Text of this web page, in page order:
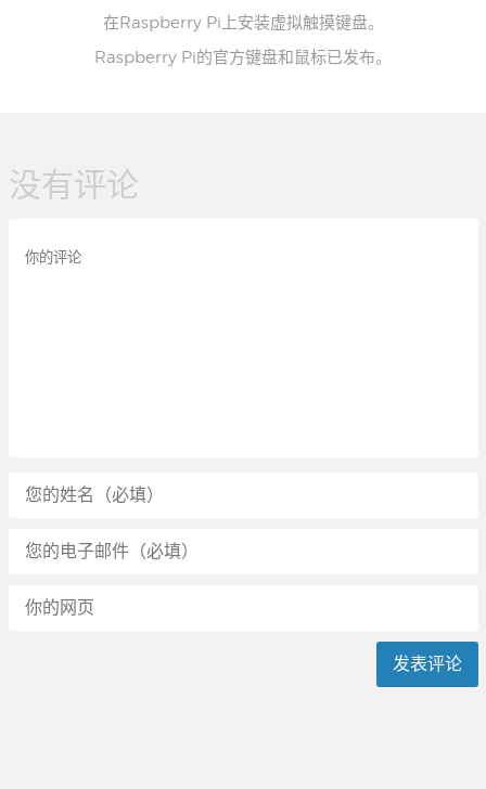
在Raspberry Pi上安装虚拟触摸键盘。
Raspberry Pi的官方键盘和鼠标已发布。
没有评论